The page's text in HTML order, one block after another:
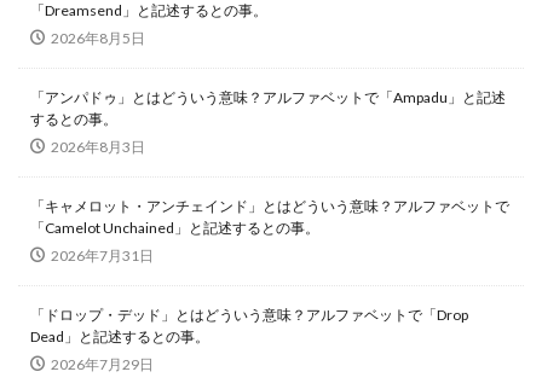
「Dreamsend」と記述するとの事。
2026年8月5日
「アンパドゥ」とはどういう意味？アルファベットで「Ampadu」と記述
するとの事。
2026年8月3日
「キャメロット・アンチェインド」とはどういう意味？アルファベットで
「Camelot Unchained」と記述するとの事。
2026年7月31日
「ドロップ・デッド」とはどういう意味？アルファベットで「Drop
Dead」と記述するとの事。
2026年7月29日